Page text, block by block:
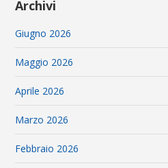
Archivi
Giugno 2026
Maggio 2026
Aprile 2026
Marzo 2026
Febbraio 2026